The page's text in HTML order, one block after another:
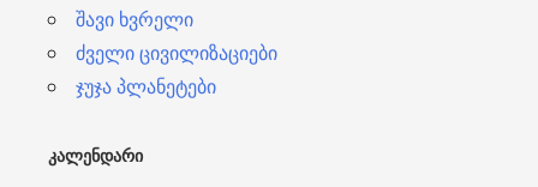
შავი ხვრელი
ძველი ცივილიზაციები
ჯუჯა პლანეტები
ᲙᲐᲚᲔᲜᲓᲐᲠᲘ